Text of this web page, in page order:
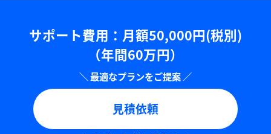
サポート費用：⽉額50,000円(税別)
（年間60万円）
見積依頼